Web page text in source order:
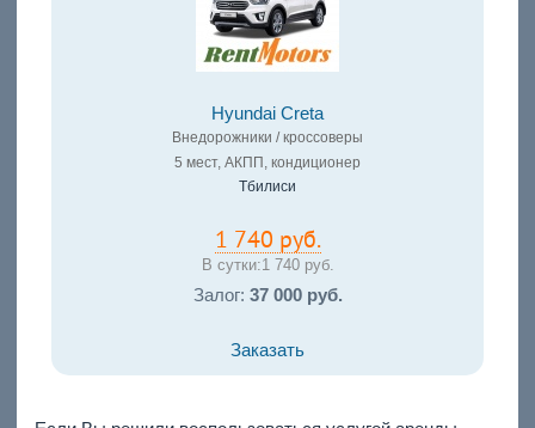
Hyundai Creta
Внедорожники / кроссоверы
5 мест, АКПП, кондиционер
Тбилиси
1 740 руб.
В сутки:1 740 руб.
Залог: 37 000 руб.
Заказать